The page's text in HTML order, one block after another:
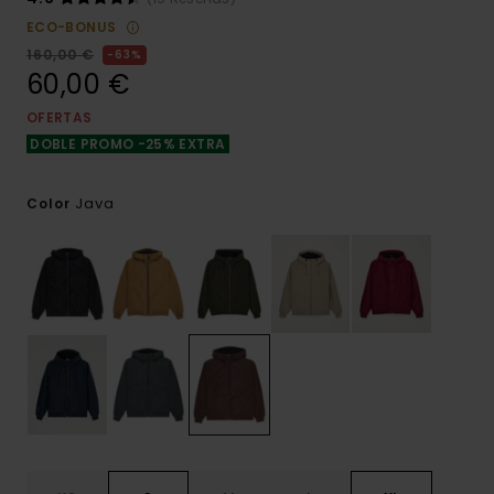
ECO-BONUS
160,00 €
63%
60,00 €
OFERTAS
DOBLE PROMO -25% EXTRA
Color Java